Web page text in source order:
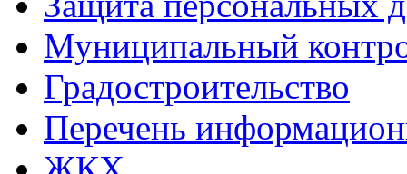
Муниципальный
Градостроительство
Перечень